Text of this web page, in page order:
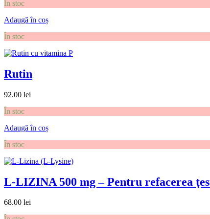
În stoc
Adaugă în coș
În stoc
Rutin
92.00 lei
În stoc
Adaugă în coș
În stoc
L-LIZINA 500 mg – Pentru refacerea
68.00 lei